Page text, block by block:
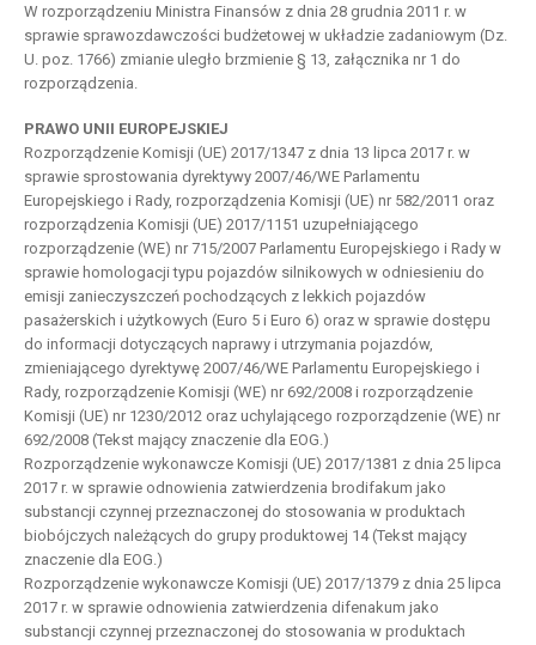
W rozporządzeniu Ministra Finansów z dnia 28 grudnia 2011 r. w
sprawie sprawozdawczości budżetowej w układzie zadaniowym (Dz.
U. poz. 1766) zmianie uległo brzmienie § 13, załącznika nr 1 do
rozporządzenia.
PRAWO UNII EUROPEJSKIEJ
Rozporządzenie Komisji (UE) 2017/1347 z dnia 13 lipca 2017 r. w
sprawie sprostowania dyrektywy 2007/46/WE Parlamentu
Europejskiego i Rady, rozporządzenia Komisji (UE) nr 582/2011 oraz
rozporządzenia Komisji (UE) 2017/1151 uzupełniającego
rozporządzenie (WE) nr 715/2007 Parlamentu Europejskiego i Rady w
sprawie homologacji typu pojazdów silnikowych w odniesieniu do
emisji zanieczyszczeń pochodzących z lekkich pojazdów
pasażerskich i użytkowych (Euro 5 i Euro 6) oraz w sprawie dostępu
do informacji dotyczących naprawy i utrzymania pojazdów,
zmieniającego dyrektywę 2007/46/WE Parlamentu Europejskiego i
Rady, rozporządzenie Komisji (WE) nr 692/2008 i rozporządzenie
Komisji (UE) nr 1230/2012 oraz uchylającego rozporządzenie (WE) nr
692/2008 (Tekst mający znaczenie dla EOG.)
Rozporządzenie wykonawcze Komisji (UE) 2017/1381 z dnia 25 lipca
2017 r. w sprawie odnowienia zatwierdzenia brodifakum jako
substancji czynnej przeznaczonej do stosowania w produktach
biobójczych należących do grupy produktowej 14 (Tekst mający
znaczenie dla EOG.)
Rozporządzenie wykonawcze Komisji (UE) 2017/1379 z dnia 25 lipca
2017 r. w sprawie odnowienia zatwierdzenia difenakum jako
substancji czynnej przeznaczonej do stosowania w produktach